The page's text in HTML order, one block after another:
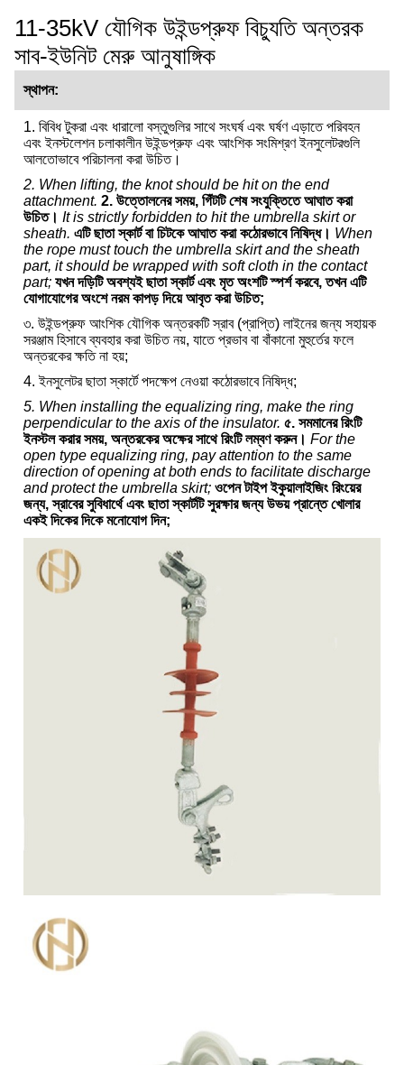
11-35kV যৌগিক উইন্ডপ্রুফ বিচ্যুতি অন্তরক
সাব-ইউনিট মেরু আনুষাঙ্গিক
স্থাপন:
1. বিবিধ টুকরা এবং ধারালো বস্তুগুলির সাথে সংঘর্ষ এবং ঘর্ষণ এড়াতে পরিবহন
এবং ইনস্টলেশন চলাকালীন উইন্ডপ্রুফ এবং আংশিক সংমিশ্রণ ইনসুলেটরগুলি
আলতোভাবে পরিচালনা করা উচিত।
2. When lifting, the knot should be hit on the end
attachment. 2. উত্তোলনের সময়, গিঁটটি শেষ সংযুক্তিতে আঘাত করা
উচিত। It is strictly forbidden to hit the umbrella skirt or
sheath. এটি ছাতা স্কার্ট বা চিটকে আঘাত করা কঠোরভাবে নিষিদ্ধ। When
the rope must touch the umbrella skirt and the sheath
part, it should be wrapped with soft cloth in the contact
part; যখন দড়িটি অবশ্যই ছাতা স্কার্ট এবং মৃত অংশটি স্পর্শ করবে, তখন এটি
যোগাযোগের অংশে নরম কাপড় দিয়ে আবৃত করা উচিত;
৩. উইন্ডপ্রুফ আংশিক যৌগিক অন্তরকটি স্রাব (প্রাপ্তি) লাইনের জন্য সহায়ক
সরঞ্জাম হিসাবে ব্যবহার করা উচিত নয়, যাতে প্রভাব বা বাঁকানো মুহুর্তের ফলে
অন্তরকের ক্ষতি না হয়;
4. ইনসুলেটর ছাতা স্কার্টে পদক্ষেপ নেওয়া কঠোরভাবে নিষিদ্ধ;
5. When installing the equalizing ring, make the ring
perpendicular to the axis of the insulator. ৫. সমমানের রিংটি
ইনস্টল করার সময়, অন্তরকের অক্ষের সাথে রিংটি লম্বণ করুন। For the
open type equalizing ring, pay attention to the same
direction of opening at both ends to facilitate discharge
and protect the umbrella skirt; ওপেন টাইপ ইকুয়ালাইজিং রিংয়ের
জন্য, স্রাবের সুবিধার্থে এবং ছাতা স্কার্টটি সুরক্ষার জন্য উভয় প্রান্তে খোলার
একই দিকের দিকে মনোযোগ দিন;